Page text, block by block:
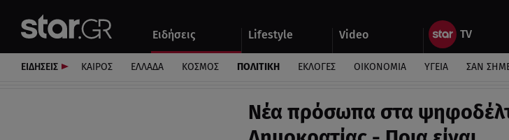
Ειδήσεις Lifestyle Video
Αυτοκίνητο
ΕΙΔΗΣΕΙΣ ΚΑΙΡΟΣ ΕΛΛΑΔΑ ΚΟΣΜΟΣ ΠΟΛΙΤΙΚΗ ΕΚΛΟΓΕΣ ΟΙΚΟΝΟΜΙΑ ΥΓΕΙΑ ΣΑΝ
Νέα πρόσωπα στα